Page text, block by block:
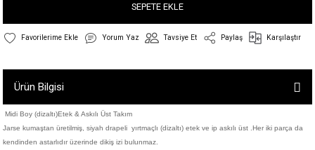
SEPETE EKLE
Yorum Yaz Tavsiye Et Paylaş Karşılaştır
Ürün Bilgisi
Midi Boy (dizaltı)Etek & Askılı Üst Takım
Jarse kumaştan üretilmiş, siyah drapeli yırtmaçlı (dizaltı) etek ve ip askılı üst .Her iki parça da
kendinden astarlıdır üzerinde dikiş izi bulunmaz.